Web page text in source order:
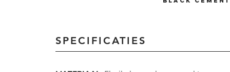
SPECIFICATIES